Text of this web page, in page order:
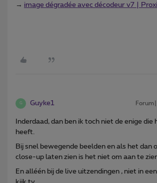
→ image dégradée avec décodeur v7 |
G Guyke1
Inderdaad, dan ben ik toch niet de enige die
heeft.
Bij snel bewegende beelden en als het dan
close-up laten zien is het niet om aan te
En alléén bij de live uitzendingen , niet in